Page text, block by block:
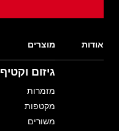
אודות מוצרים
גיזום וקטיף
מזמרות
מקטפות
משורים